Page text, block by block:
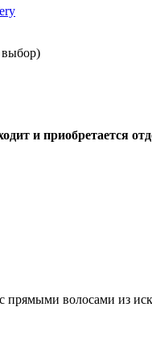
выбор)
и приобретается
прямыми волосами из